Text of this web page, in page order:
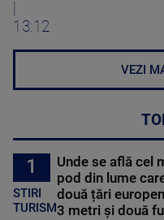
13:12
VEZI
1
STIRI
TURISM
Unde se află cel
pod din lume
două țări
3 metri și două